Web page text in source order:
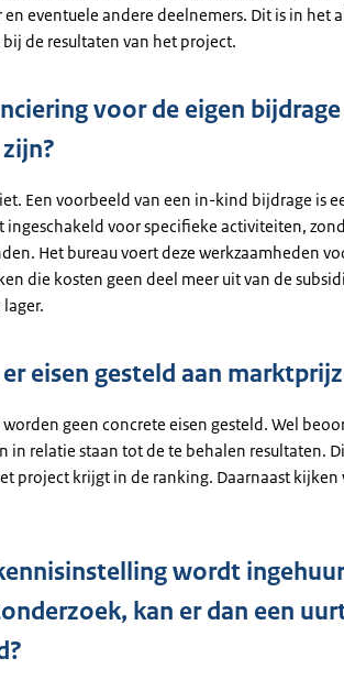
en eventuele andere deelnemers. Dit is in het
de resultaten van het project.
voor de eigen
Een voorbeeld van een in-kind bijdrage is
ingeschakeld voor specifieke activiteiten,
Het bureau voert deze werkzaamheden
die kosten geen deel meer uit van de
eisen gesteld aan
worden geen concrete eisen gesteld. Wel
in relatie staan tot de te behalen resultaten.
project krijgt in de ranking. Daarnaast
wordt
kan er dan een